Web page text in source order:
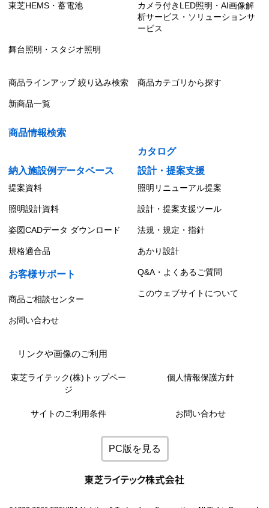
東芝HEMS・蓄電池
カメラ付きLED照明・AI画像解
析サービス・ソリューションサ
ービス
舞台照明・スタジオ照明
商品ラインアップ 絞り込み検索 商品カテゴリから探す
新商品一覧
商品情報検索
カタログ
納入施設例データベース
設計・提案支援
提案資料 照明リニューアル提案
照明設計資料 設計・提案支援ツール
姿図CADデータ ダウンロード 法規・規定・指針
規格適合品 あかり設計
お客様サポート Q&A・よくあるご質問
商品ご相談センター
このウェブサイトについて
お問い合わせ
リンクや画像のご利用
東芝ライテック(株)トップペー
ジ
個人情報保護方針
サイトのご利用条件 お問い合わせ
PC版を見る